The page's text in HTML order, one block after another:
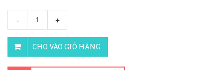
- +
CHO VÀO GIỎ HÀNG